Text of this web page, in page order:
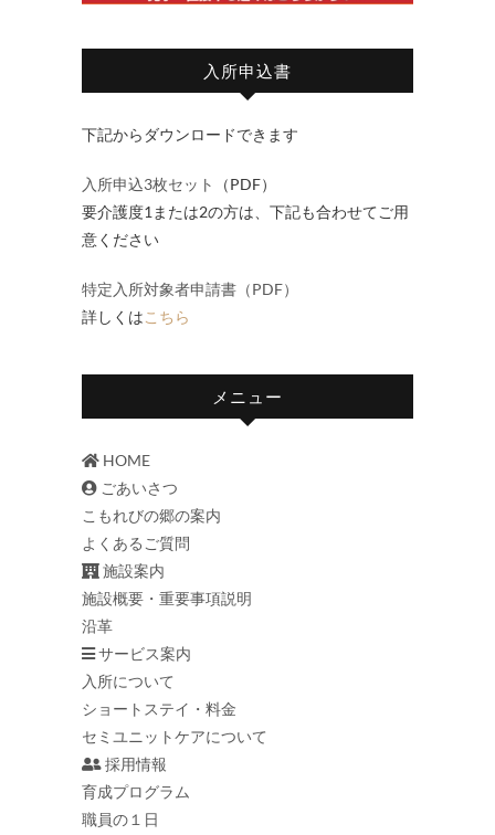
入所申込書
下記からダウンロードできます
入所申込3枚セット
（PDF）
要介護度1または2の方は、下記も合わせてご用
意ください
特定入所対象者申請書（PDF）
詳しくはこちら
メニュー
HOME
ごあいさつ
こもれびの郷の案内
よくあるご質問
施設案内
施設概要・重要事項説明
沿革
サービス案内
入所について
ショートステイ・料金
セミユニットケアについて
採用情報
育成プログラム
職員の１日